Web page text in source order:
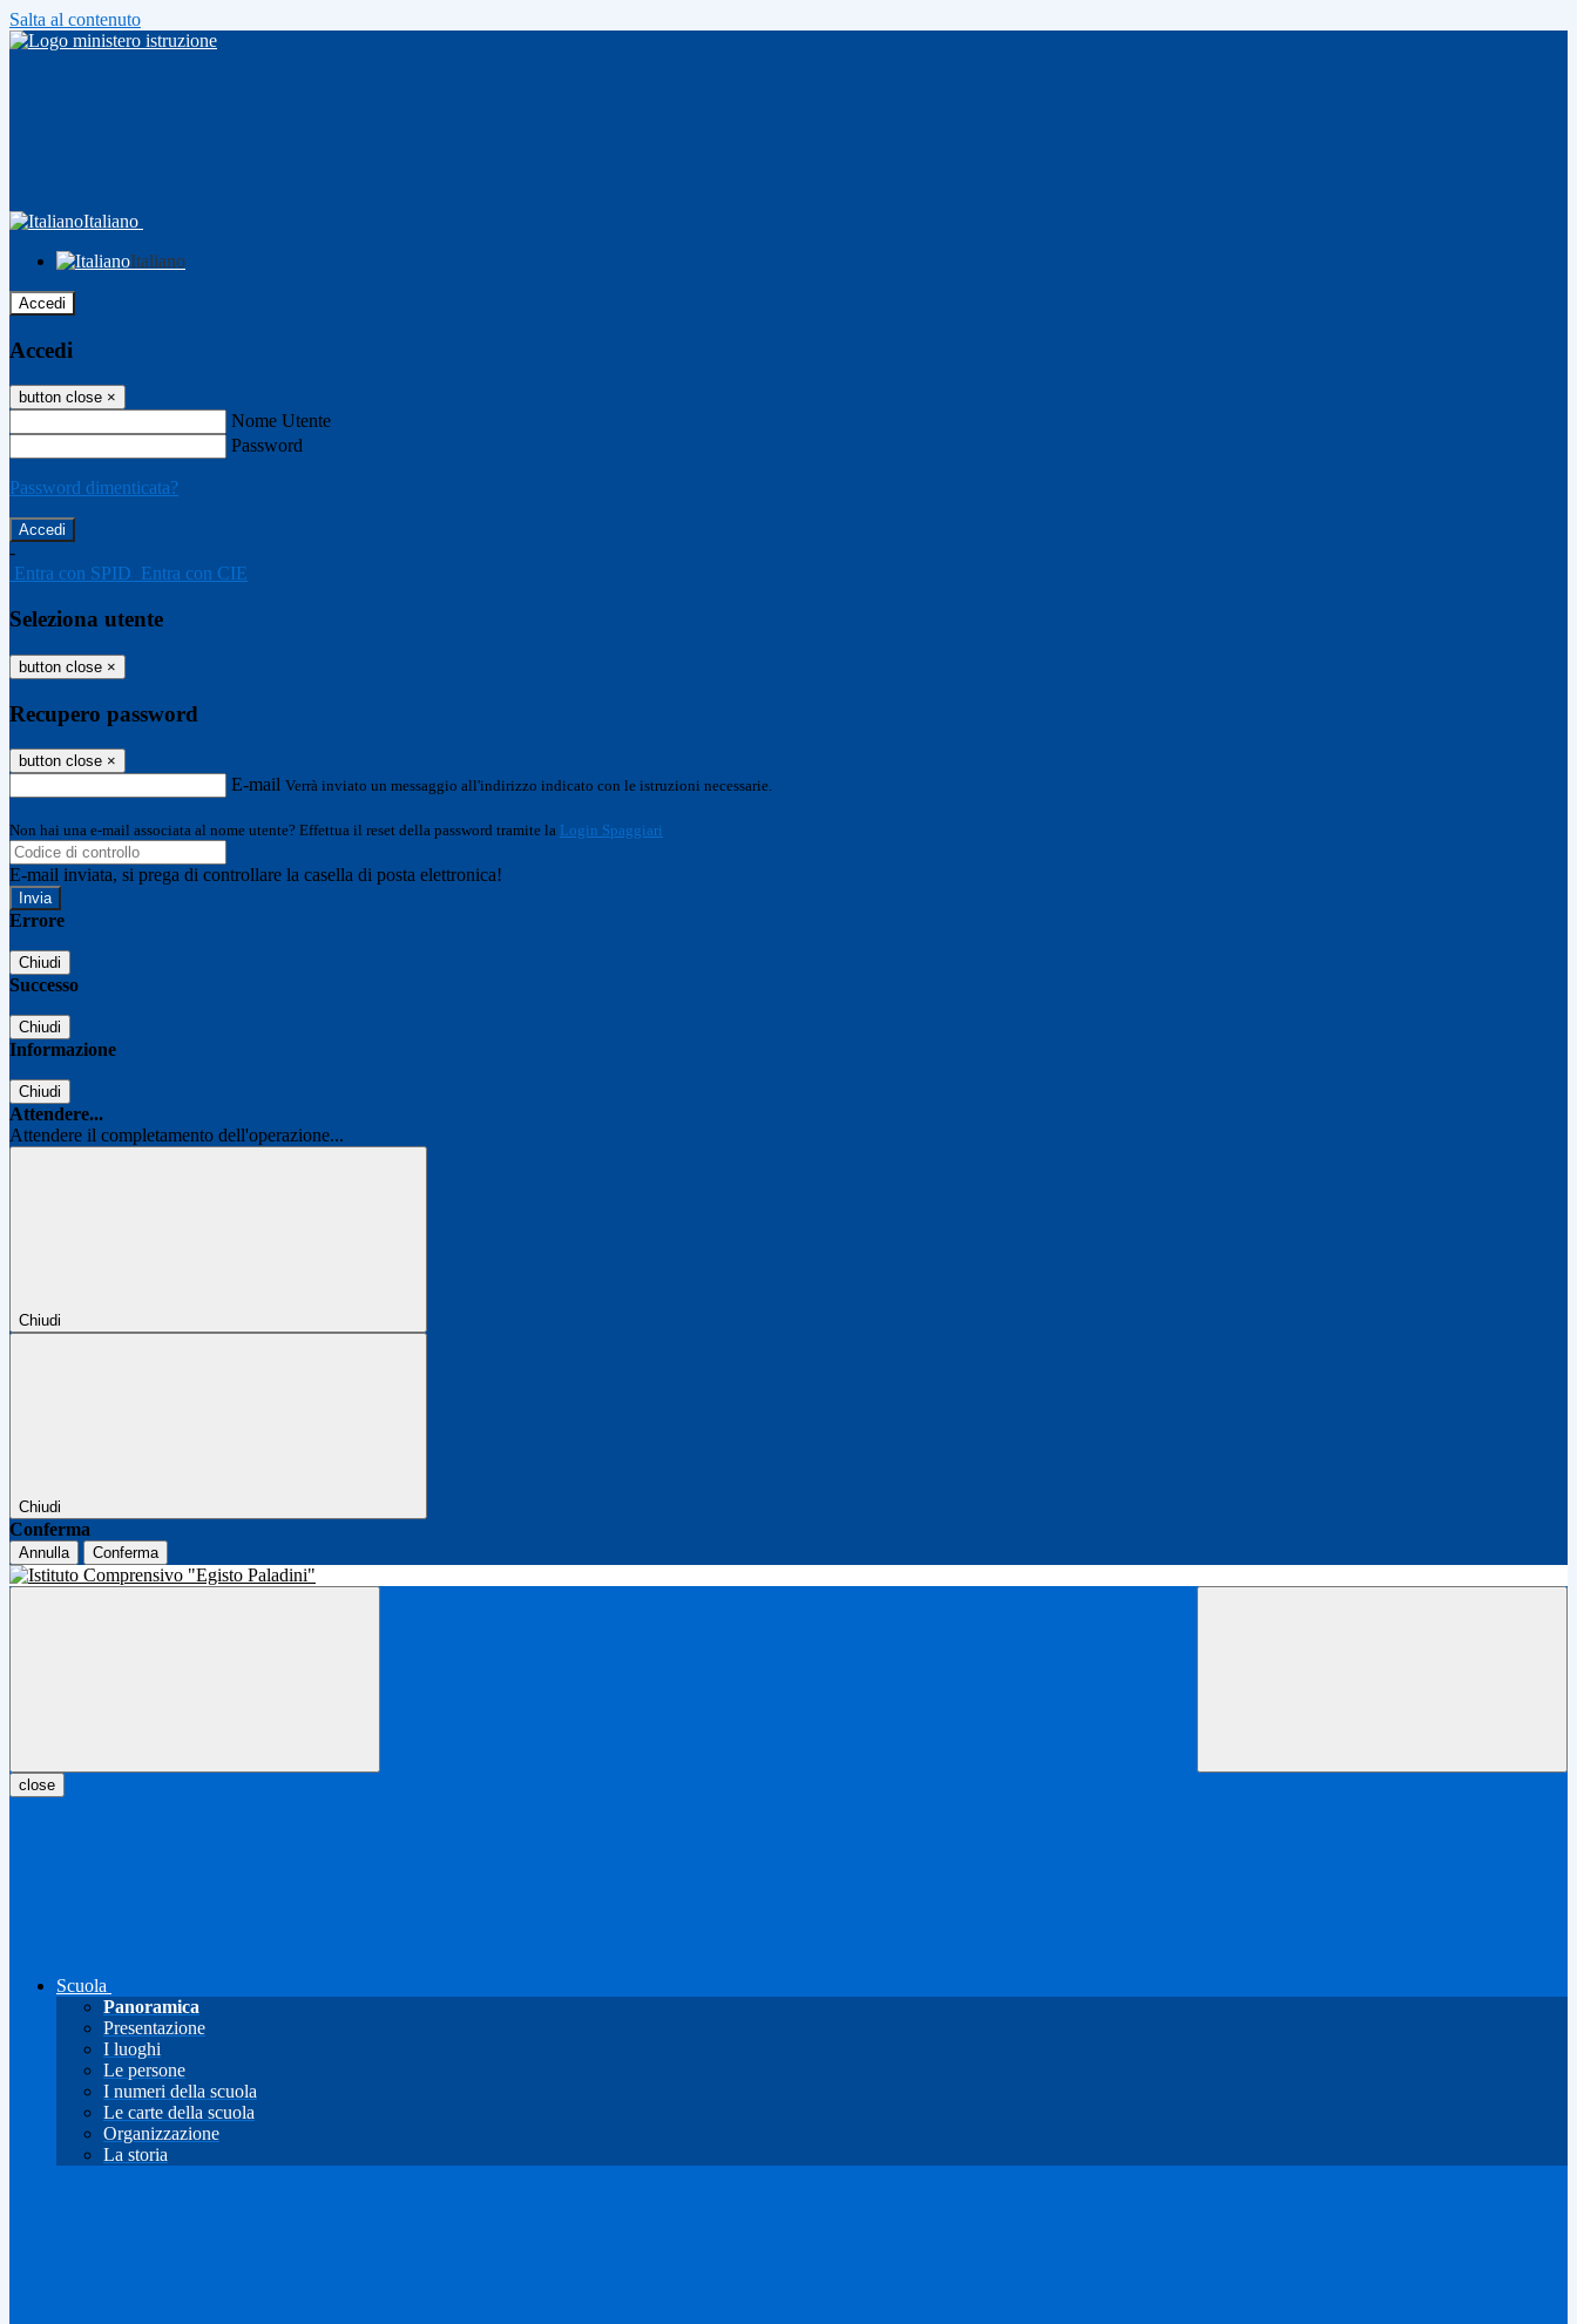
Salta al contenuto
Italiano
Italiano
Accedi
Accedi
button close ×
Nome Utente
Password
Password dimenticata?
-
Entra con SPID Entra con CIE
Seleziona utente
button close ×
Recupero password
button close ×
E-mail Verrà inviato un messaggio all'indirizzo indicato con le istruzioni necessarie.
Non hai una e-mail associata al nome utente? Effettua il reset della password tramite la Login Spaggiari
E-mail inviata, si prega di controllare la casella di posta elettronica!
Errore
Chiudi
Successo
Chiudi
Informazione
Chiudi
Attendere...
Attendere il completamento dell'operazione...
Chiudi
Chiudi
Conferma
Annulla Conferma
close
Scuola
Panoramica
Presentazione
I luoghi
Le persone
I numeri della scuola
Le carte della scuola
Organizzazione
La storia